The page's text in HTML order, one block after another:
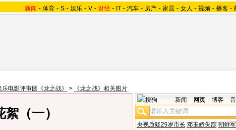
新闻 - 体育 - S - 娱乐 - V - 财经 - IT - 汽车 - 房产 - 家居 - 女人 - 视频 - 播客 -
乐电影评审团《龙之战》 > 《龙之战》相关图片
（一）
新闻 网页 博客
央视质疑29岁市长 邓玉娇失踪 朝鲜